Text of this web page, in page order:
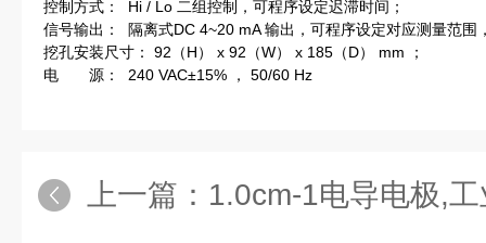
控制方式： Hi / Lo 二组控制，可程序设定迟滞时间；
信号输出： 隔离式DC 4~20 mA 输出，可程序设定对应测量范围
挖孔安装尺寸： 92（H） x 92（W） x 185（D） mm ；
电 源： 240 VAC±15% ， 50/60 Hz
上一篇： 1.0cm-1电导电极,工业